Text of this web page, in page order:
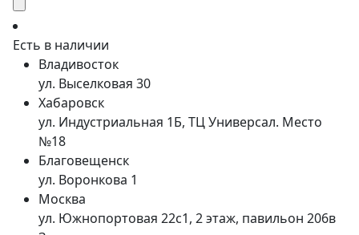
Есть в наличии
Владивосток
ул. Выселковая 30
Хабаровск
ул. Индустриальная 1Б, ТЦ Универсал. Место
№18
Благовещенск
ул. Воронкова 1
Москва
ул. Южнопортовая 22с1, 2 этаж, павильон 206в